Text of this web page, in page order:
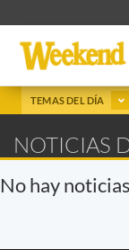
TEMAS DEL DÍA
NOTICIAS
No hay